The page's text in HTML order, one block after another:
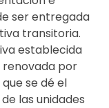
ser entregada
transitoria.
establecida
por
se dé el
las unidades